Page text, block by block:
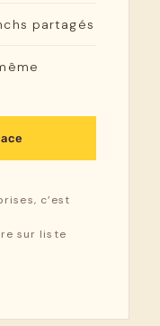
partagés
c’est
sur liste